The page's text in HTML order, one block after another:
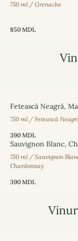
750 ml / Grenache
850 MDL
Fetească Neagră,
750 ml / Fetească
390 MDL
Sauvignon Blanc,
750 ml / Sauvignon
Chardonnay
390 MDL